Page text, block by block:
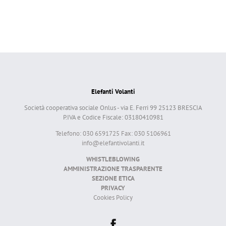
Elefanti Volanti
Società cooperativa sociale Onlus - via E. Ferri 99 25123 BRESCIA
P.IVA e Codice Fiscale: 03180410981
Telefono: 030 6591725 Fax: 030 5106961
info@elefantivolanti.it
WHISTLEBLOWING
AMMINISTRAZIONE TRASPARENTE
SEZIONE ETICA
PRIVACY
Cookies Policy